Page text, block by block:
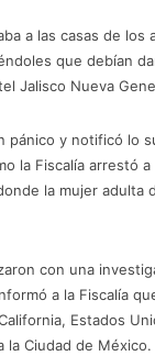
a las casas de los
que debían
Jalisco Nueva
pánico y notificó lo
la Fiscalía arrestó
la mujer adulta
con una
a la Fiscalía
Estados
la Ciudad de México.